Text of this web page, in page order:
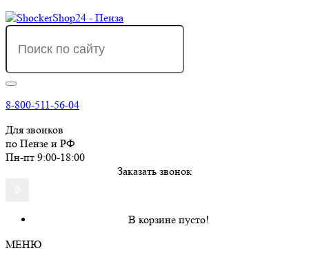
8-800-511-56-04
Для звонков
по Пензе и РФ
Пн-пт 9:00-18:00
Заказать звонок
В корзине пусто!
МЕНЮ